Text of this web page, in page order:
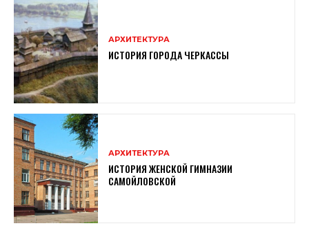
АРХИТЕКТУРА
ИСТОРИЯ ГОРОДА ЧЕРКАССЫ
АРХИТЕКТУРА
ИСТОРИЯ ЖЕНСКОЙ ГИМНАЗИИ
САМОЙЛОВСКОЙ